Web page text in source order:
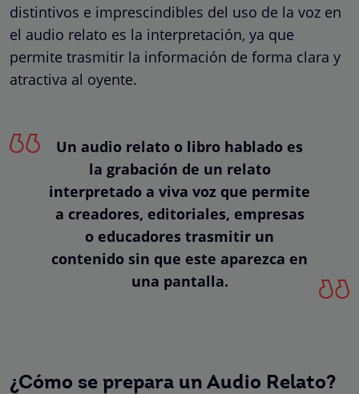
distintivos e imprescindibles del uso de la voz en
el audio relato es la interpretación, ya que
permite trasmitir la información de forma clara y
atractiva al oyente.
Un audio relato o libro hablado es
la grabación de un relato
interpretado a viva voz que permite
a creadores, editoriales, empresas
o educadores trasmitir un
contenido sin que este aparezca en
una pantalla.
¿Cómo se prepara un Audio Relato?